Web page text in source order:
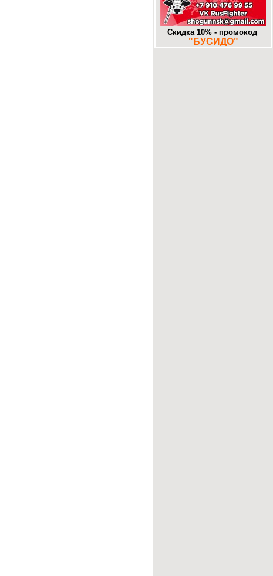
-Муром. «Знаковое» место.
25-10-2017
Додзе большие и маленькие. Часть
16. Алма-Ата. DOJO.KZ
13-10-2017
Скидка 10% - промокод
"БУСИДО"